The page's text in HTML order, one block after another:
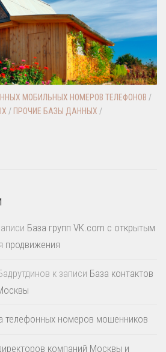
МОБИЛЬНЫХ НОМЕРОВ ТЕЛЕФОНОВ /
/ ПРОЧИЕ БАЗЫ ДАННЫХ /
База групп VK.com с открытым
продвижения
к записи База контактов
телефонных номеров мошенников
компаний Москвы и